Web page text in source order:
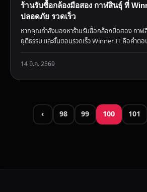
ร้านรับซื้อกล้องมือสอง กาฬสินธุ์ ที่
ปลอดภัย รวดเร็ว
หากคุณกำลังมองหาร้านรับซื้อกล้องมือสอง กาฬ
ยุติธรรม และขั้นตอนรวดเร็ว Winner IT คือคำต
14 มี.ค. 2569
‹ 98 99 100 101